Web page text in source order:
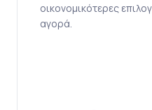
οικονομικότερες
αγορά.